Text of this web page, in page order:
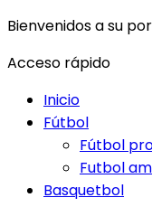
Bienvenidos a su
Acceso rápido
Inicio
Fútbol
Fútbol
Futbol
Basquetbol